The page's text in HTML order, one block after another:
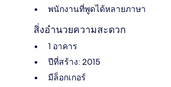
พนักงานที่พูดได้หลายภาษา
สิ่งอำนวยความสะดวก
1 อาคาร
ปีที่สร้าง: 2015
มีล็อกเกอร์